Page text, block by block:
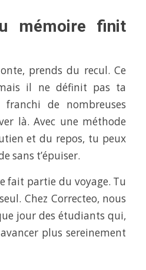
mémoire finit
prends du recul. Ce
il ne définit pas ta
de nombreuses
là. Avec une méthode
et du repos, tu peux
sans t’épuiser.
fait partie du voyage. Tu
Chez Correcteo, nous
jour des étudiants qui,
plus sereinement